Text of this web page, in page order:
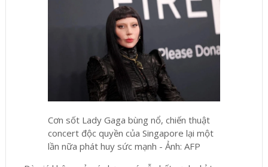
Cơn sốt Lady Gaga bùng nổ, chiến thuật
concert độc quyền của Singapore lại một
lần nữa phát huy sức mạnh - Ảnh: AFP